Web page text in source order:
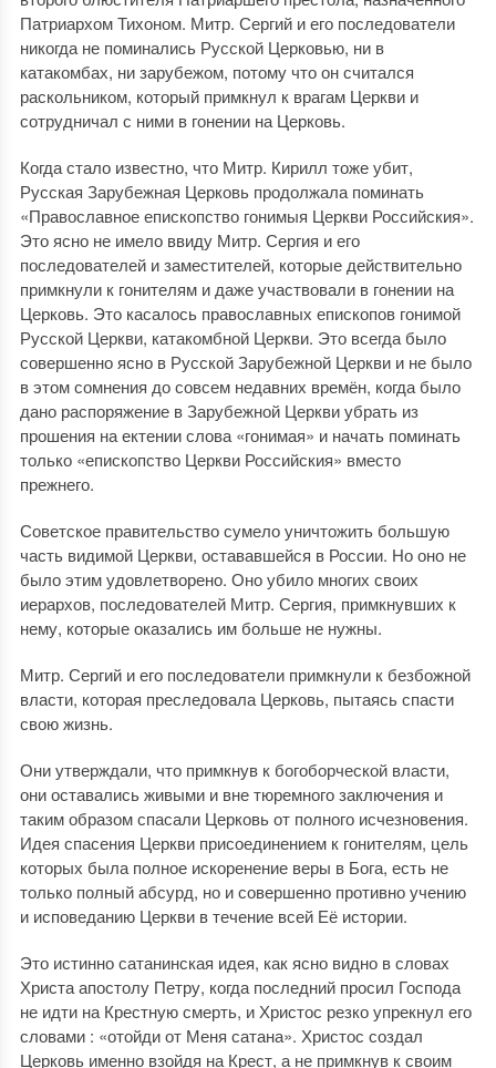
Патриархом Тихоном. Митр. Сергий и его последователи
никогда не поминались Русской Церковью, ни в
катакомбах, ни зарубежом, потому что он считался
раскольником, который примкнул к врагам Церкви и
сотрудничал с ними в гонении на Церковь.
Когда стало известно, что Митр. Кирилл тоже убит,
Русская Зарубежная Церковь продолжала поминать
«Православное епископство гонимыя Церкви Российския».
Это ясно не имело ввиду Митр. Сергия и его
последователей и заместителей, которые действительно
примкнули к гонителям и даже участвовали в гонении на
Церковь. Это касалось православных епископов гонимой
Русской Церкви, катакомбной Церкви. Это всегда было
совершенно ясно в Русской Зарубежной Церкви и не было
в этом сомнения до совсем недавних времён, когда было
дано распоряжение в Зарубежной Церкви убрать из
прошения на ектении слова «гонимая» и начать поминать
только «епископство Церкви Российския» вместо
прежнего.
Советское правительство сумело уничтожить большую
часть видимой Церкви, остававшейся в России. Но оно не
было этим удовлетворено. Оно убило многих своих
иерархов, последователей Митр. Сергия, примкнувших к
нему, которые оказались им больше не нужны.
Митр. Сергий и его последователи примкнули к безбожной
власти, которая преследовала Церковь, пытаясь спасти
свою жизнь.
Они утверждали, что примкнув к богоборческой власти,
они оставались живыми и вне тюремного заключения и
таким образом спасали Церковь от полного исчезновения.
Идея спасения Церкви присоединением к гонителям, цель
которых была полное искоренение веры в Бога, есть не
только полный абсурд, но и совершенно противно учению
и исповеданию Церкви в течение всей Её истории.
Это истинно сатанинская идея, как ясно видно в словах
Христа апостолу Петру, когда последний просил Господа
не идти на Крестную смерть, и Христос резко упрекнул его
словами : «отойди от Меня сатана». Христос создал
Церковь именно взойдя на Крест, а не примкнув к своим